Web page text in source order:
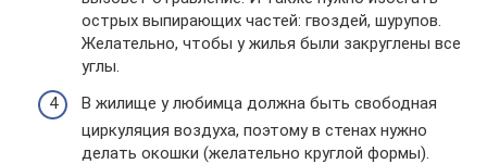
острых выпирающих частей: гвоздей, шурупов.
Желательно, чтобы у жилья были закруглены все
углы.
В жилище у любимца должна быть свободная
циркуляция воздуха, поэтому в стенах нужно
делать окошки (желательно круглой формы).